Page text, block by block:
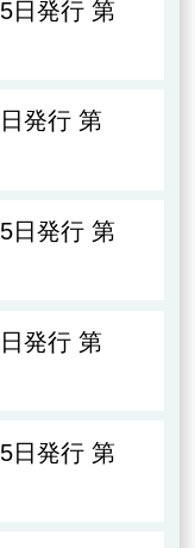
日発行 第
発行 第
日発行 第
発行 第
日発行 第